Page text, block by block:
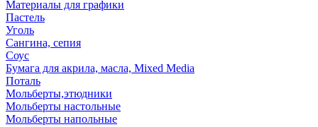
Материалы для графики
Пастель
Уголь
Сангина, сепия
Соус
Бумага для акрила, масла, Mixed Media
Поталь
Мольберты,этюдники
Мольберты настольные
Мольберты напольные